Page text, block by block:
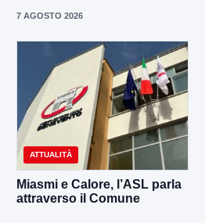
7 AGOSTO 2026
ATTUALITÀ
Miasmi e Calore, l’ASL parla
attraverso il Comune